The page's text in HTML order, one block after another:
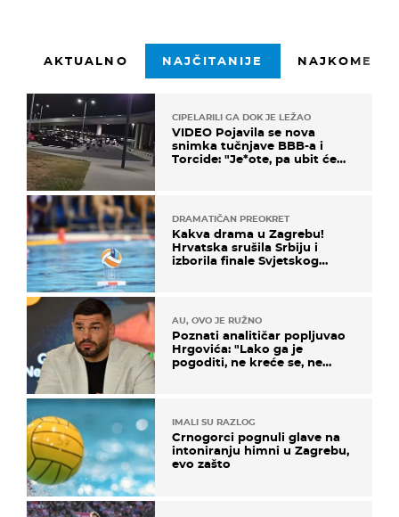
AKTUALNO NAJČITANIJE
CIPELARILI GA DOK JE LEŽAO
VIDEO Pojavila se nova
snimka tučnjave BBB-a i
Torcide: "Je*ote, pa ubit će
DRAMATIČAN PREOKRET
Kakva drama u Zagrebu!
Hrvatska srušila Srbiju i
izborila finale Svjetskog
AU, OVO JE RUŽNO
Poznati analitičar popljuvao
Hrgovića: "Lako ga je
pogoditi, ne kreće se, ne
IMALI SU RAZLOG
Crnogorci pognuli glave na
intoniranju himni u Zagrebu,
evo zašto